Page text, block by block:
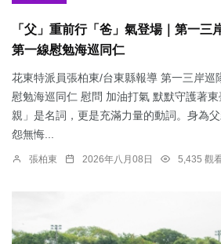
「父」重前行「爸」氣登場｜第一三
第一線慰勉海巡同仁
花東特派員張柏東/台東縣報導 第一三岸巡
慰勉海巡同仁 慰問 加油打氣 默默守護著
親」是名詞，更是充滿力量的動詞。身為
怨無悔...
張柏東 2026年八月08日 5,435 觀